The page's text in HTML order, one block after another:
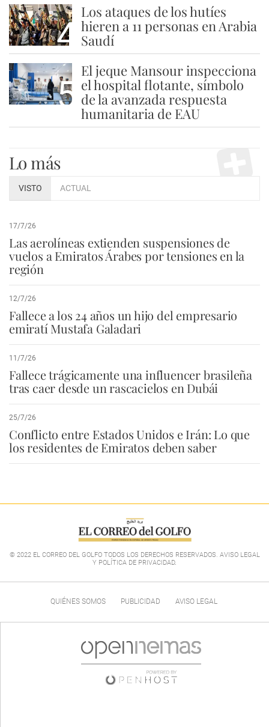
4
Los ataques de los hutíes
hieren a 11 personas en Arabia
Saudí
5
El jeque Mansour inspecciona
el hospital flotante, símbolo
de la avanzada respuesta
humanitaria de EAU
Lo más
VISTO ACTUAL
17/7/26
Las aerolíneas extienden suspensiones de
vuelos a Emiratos Árabes por tensiones en la
región
12/7/26
Fallece a los 24 años un hijo del empresario
emiratí Mustafa Galadari
11/7/26
Fallece trágicamente una influencer brasileña
tras caer desde un rascacielos en Dubái
25/7/26
Conflicto entre Estados Unidos e Irán: Lo que
los residentes de Emiratos deben saber
© 2022 EL CORREO DEL GOLFO TODOS LOS DERECHOS RESERVADOS. AVISO LEGAL
Y POLÍTICA DE PRIVACIDAD.
QUIÉNES SOMOS PUBLICIDAD AVISO LEGAL